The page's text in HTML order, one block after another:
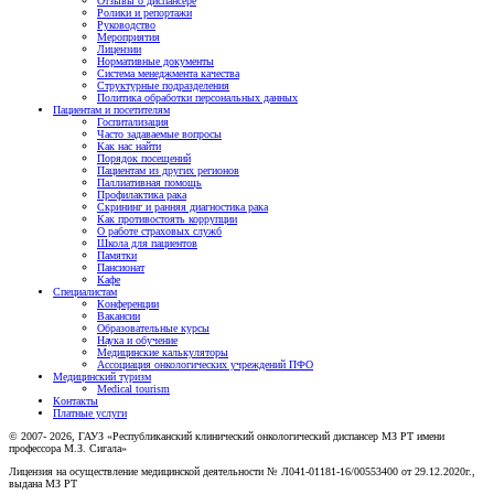
Ролики и репортажи
Руководство
Мероприятия
Лицензии
Нормативные документы
Система менеджмента качества
Структурные подразделения
Политика обработки персональных данных
Пациентам и посетителям
Госпитализация
Часто задаваемые вопросы
Как нас найти
Порядок посещений
Пациентам из других регионов
Паллиативная помощь
Профилактика рака
Скрининг и ранняя диагностика рака
Как противостоять коррупции
О работе страховых служб
Школа для пациентов
Памятки
Пансионат
Кафе
Специалистам
Конференции
Вакансии
Образовательные курсы
Наука и обучение
Медицинские калькуляторы
Ассоциация oнкологических учреждений ПФО
Медицинский туризм
Medical tourism
Контакты
Платные услуги
© 2007- 2026, ГАУЗ «Республиканский клинический онкологический диспансер МЗ РТ имени
профессора М.З. Сигала»
Лицензия на осуществление медицинской деятельности № Л041-01181-16/00553400 от 29.12.2020г.,
выдана МЗ РТ